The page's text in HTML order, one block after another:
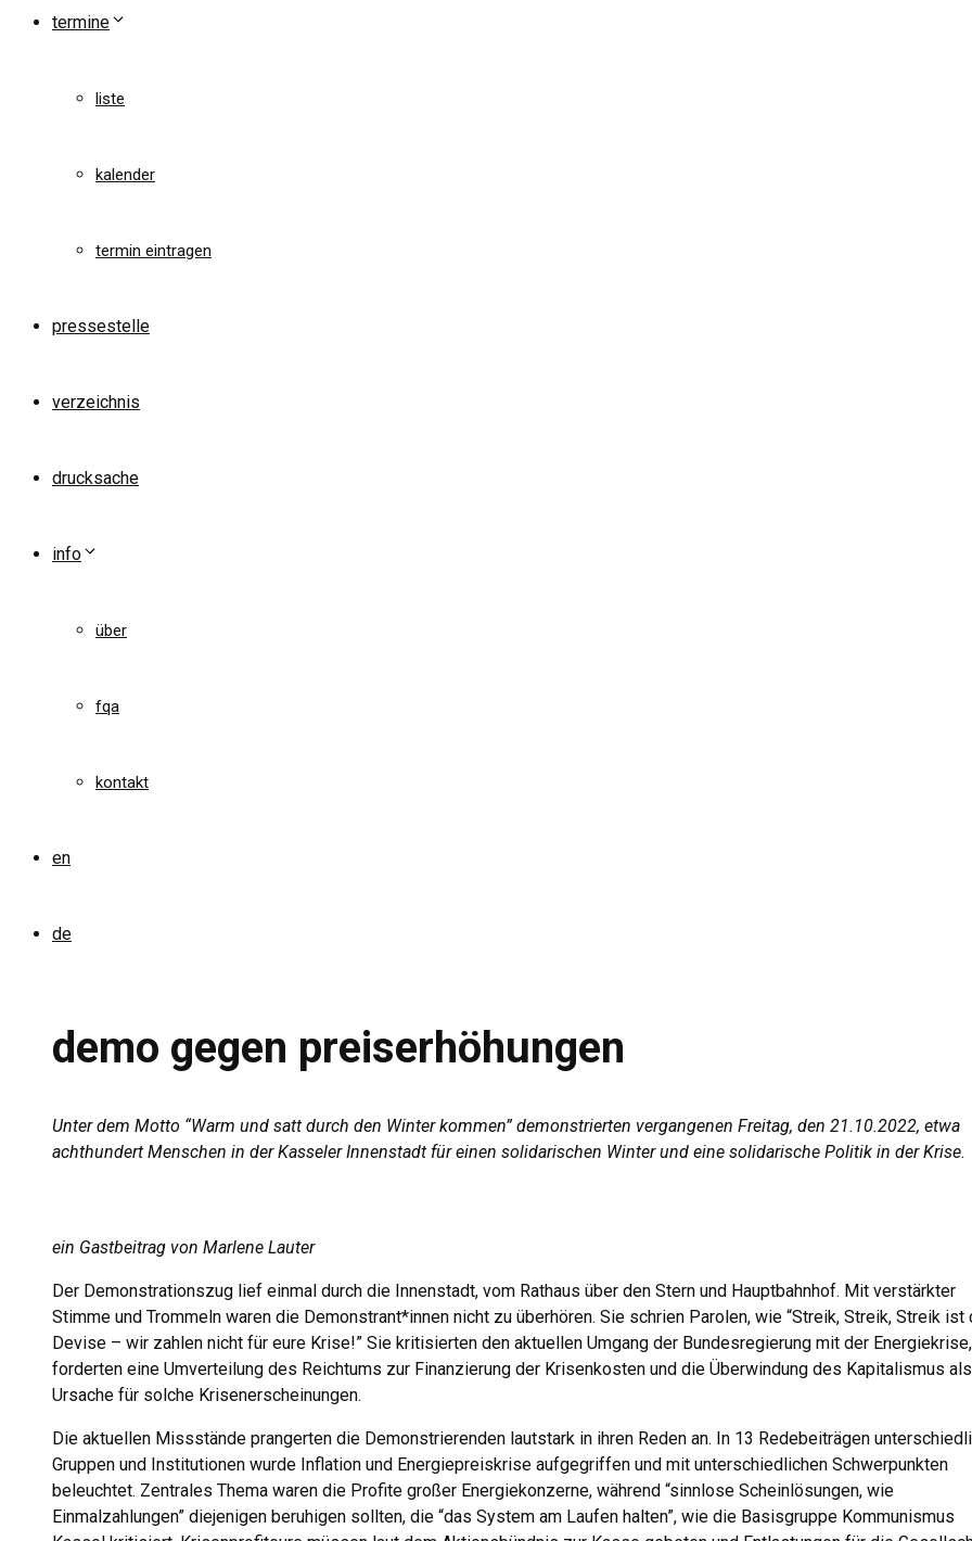
termine
liste
kalender
termin eintragen
pressestelle
verzeichnis
drucksache
info
über
fqa
kontakt
en
de
demo gegen preiserhöhungen
Unter dem Motto “Warm und satt durch den Winter kommen” demonstrierten vergangenen Freitag, den 21.10.2022, etwa
achthundert Menschen in der Kasseler Innenstadt für einen solidarischen Winter und eine solidarische Politik in der Krise.
ein Gastbeitrag von Marlene Lauter
Der Demonstrationszug lief einmal durch die Innenstadt, vom Rathaus über den Stern und Hauptbahnhof. Mit verstärkter
Stimme und Trommeln waren die Demonstrant*innen nicht zu überhören. Sie schrien Parolen, wie “Streik, Streik, Streik ist
Devise – wir zahlen nicht für eure Krise!” Sie kritisierten den aktuellen Umgang der Bundesregierung mit der Energiekrise,
forderten eine Umverteilung des Reichtums zur Finanzierung der Krisenkosten und die Überwindung des Kapitalismus als
Ursache für solche Krisenerscheinungen.
Die aktuellen Missstände prangerten die Demonstrierenden lautstark in ihren Reden an. In 13 Redebeiträgen
Gruppen und Institutionen wurde Inflation und Energiepreiskrise aufgegriffen und mit unterschiedlichen Schwerpunkten
beleuchtet. Zentrales Thema waren die Profite großer Energiekonzerne, während “sinnlose Scheinlösungen, wie
Einmalzahlungen” diejenigen beruhigen sollten, die “das System am Laufen halten”, wie die Basisgruppe Kommunismus